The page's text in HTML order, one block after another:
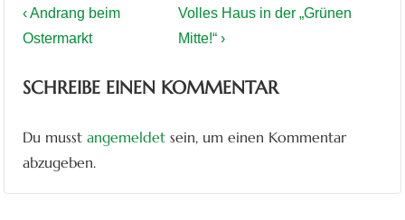
BEITRAGSNAVIGATION
Vorheriger
Beitrag
‹ Andrang beim
Ostermarkt
Nächster
Beitrag
Volles Haus in der „Grünen
Mitte!“ ›
SCHREIBE EINEN KOMMENTAR
Du musst angemeldet sein, um einen Kommentar
abzugeben.